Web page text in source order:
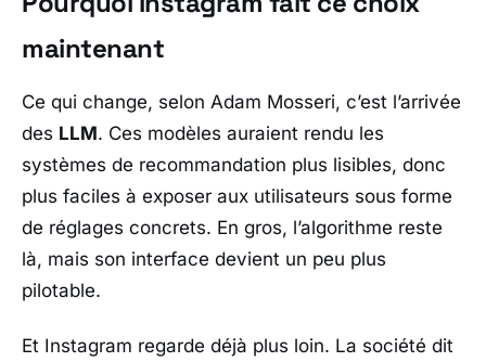
maintenant
Ce qui change, selon Adam Mosseri, c’est l’arrivée
des LLM. Ces modèles auraient rendu les
systèmes de recommandation plus lisibles, donc
plus faciles à exposer aux utilisateurs sous forme
de réglages concrets. En gros, l’algorithme reste
là, mais son interface devient un peu plus
pilotable.
Et Instagram regarde déjà plus loin. La société dit